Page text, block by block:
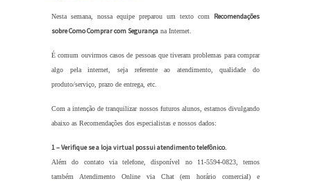
Nesta semana, nossa equipe preparou um texto com Recomendações
sobre Como Comprar com Segurança na Internet.
É comum ouvirmos casos de pessoas que tiveram problemas para comprar
algo pela internet, seja referente ao atendimento, qualidade do
produto/serviço, prazo de entrega, etc.
Com a intenção de tranquilizar nossos futuros alunos, estamos divulgando
abaixo as Recomendações dos especialistas e nossos dados:
1 – Verifique se a loja virtual possui atendimento telefônico.
Além do contato via telefone, disponível no 11-5594-0823, temos
também Atendimento Online via Chat (em horário comercial) e